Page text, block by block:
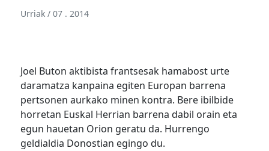
Urriak / 07 . 2014
Joel Buton aktibista frantsesak hamabost urte
daramatza kanpaina egiten Europan barrena
pertsonen aurkako minen kontra. Bere ibilbide
horretan Euskal Herrian barrena dabil orain eta
egun hauetan Orion geratu da. Hurrengo
geldialdia Donostian egingo du.